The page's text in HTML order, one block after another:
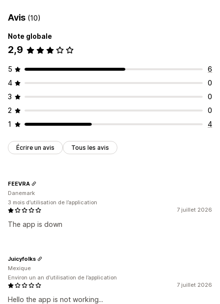
Avis (10)
Note globale
2,9
5
6
4
0
3
0
2
0
1
4
Écrire un avis Tous les avis
7 juillet 2026
The app is down
FEEVRA
Danemark
3 mois d’utilisation de l’application
7 juillet 2026
Hello the app is not working...
Juicyfolks
Mexique
Environ un an d’utilisation de l’application